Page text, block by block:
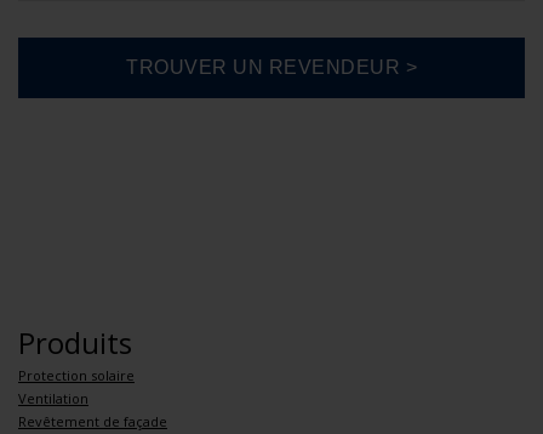
Produits
Protection solaire
Ventilation
Revêtement de façade